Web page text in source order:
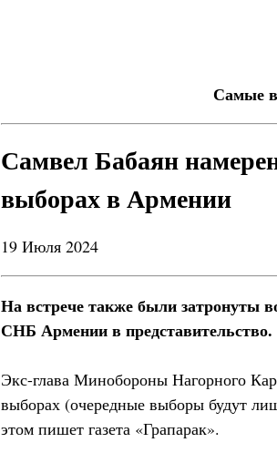
Самые
Самвел Бабаян
выборах в Армении
19 Июля 2024
На встрече также были затронуты
СНБ Армении в представительство.
Экс-глава Минобороны Нагорного
выборах (очередные выборы будут
этом пишет газета «Грапарак».